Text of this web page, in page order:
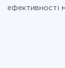
ефективності